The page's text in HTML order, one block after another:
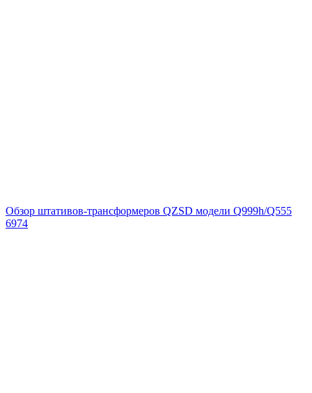
Обзор штативов-трансформеров QZSD модели Q999h/Q555
6974